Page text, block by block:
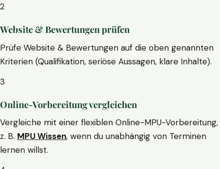
2
Website & Bewertungen prüfen
Prüfe Website & Bewertungen auf die oben genannten
Kriterien (Qualifikation, seriöse Aussagen, klare Inhalte).
3
Online-Vorbereitung vergleichen
Vergleiche mit einer flexiblen Online-MPU-Vorbereitung,
z. B. MPU Wissen, wenn du unabhängig von Terminen
lernen willst.